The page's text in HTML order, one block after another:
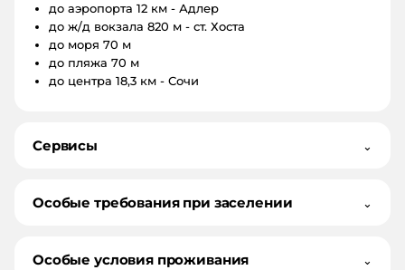
до аэропорта 12 км - Адлер
до ж/д вокзала 820 м - ст. Хоста
до моря 70 м
до пляжа 70 м
до центра 18,3 км - Сочи
Сервисы ⌄
Особые требования при заселении ⌄
Особые условия проживания ⌄